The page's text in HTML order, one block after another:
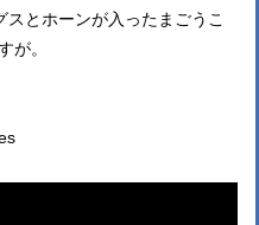
とホーンが入ったまごうこ
が。